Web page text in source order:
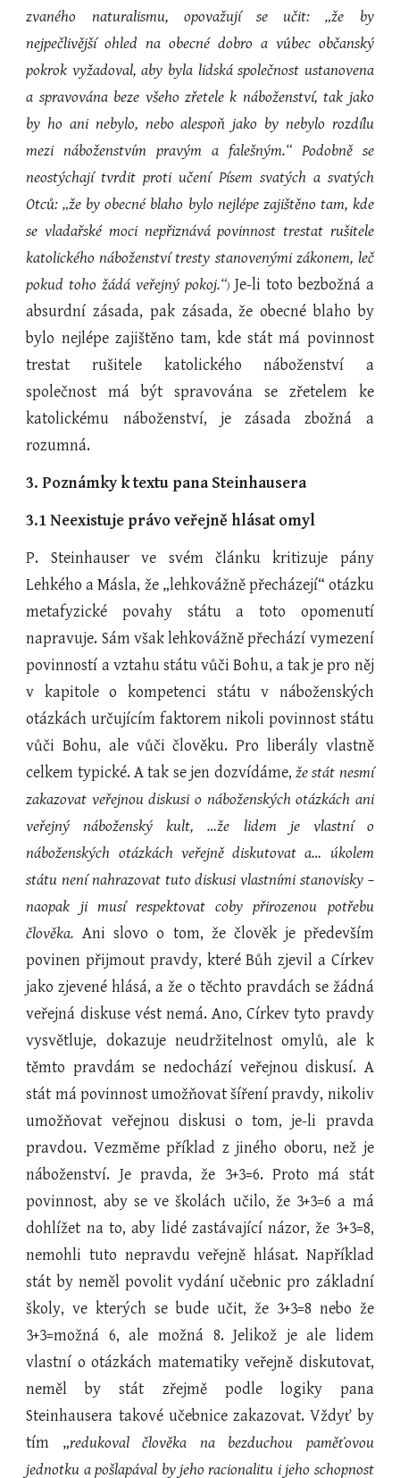
zvaného naturalismu, opovažují se učit: „že by
nejpečlivější ohled na obecné dobro a vůbec občanský
pokrok vyžadoval, aby byla lidská společnost ustanovena
a spravována beze všeho zřetele k náboženství, tak jako
by ho ani nebylo, nebo alespoň jako by nebylo rozdílu
mezi náboženstvím pravým a falešným.“ Podobně se
neostýchají tvrdit proti učení Písem svatých a svatých
Otců: „že by obecné blaho bylo nejlépe zajištěno tam, kde
se vladařské moci nepřiznává povinnost trestat rušitele
katolického náboženství tresty stanovenými zákonem, leč
pokud toho žádá veřejný pokoj.“) Je-li toto bezbožná a
absurdní zásada, pak zásada, že obecné blaho by
bylo nejlépe zajištěno tam, kde stát má povinnost
trestat rušitele katolického náboženství a
společnost má být spravována se zřetelem ke
katolickému náboženství, je zásada zbožná a
rozumná.
3. Poznámky k textu pana Steinhausera
3.1 Neexistuje právo veřejně hlásat omyl
P. Steinhauser ve svém článku kritizuje pány
Lehkého a Másla, že „lehkovážně přecházejí“ otázku
metafyzické povahy státu a toto opomenutí
napravuje. Sám však lehkovážně přechází vymezení
povinností a vztahu státu vůči Bohu, a tak je pro něj
v kapitole o kompetenci státu v náboženských
otázkách určujícím faktorem nikoli povinnost státu
vůči Bohu, ale vůči člověku. Pro liberály vlastně
celkem typické. A tak se jen dozvídáme, že stát nesmí
zakazovat veřejnou diskusi o náboženských otázkách ani
veřejný náboženský kult, …že lidem je vlastní o
náboženských otázkách veřejně diskutovat a… úkolem
státu není nahrazovat tuto diskusi vlastními stanovisky –
naopak ji musí respektovat coby přirozenou potřebu
člověka. Ani slovo o tom, že člověk je především
povinen přijmout pravdy, které Bůh zjevil a Církev
jako zjevené hlásá, a že o těchto pravdách se žádná
veřejná diskuse vést nemá. Ano, Církev tyto pravdy
vysvětluje, dokazuje neudržitelnost omylů, ale k
těmto pravdám se nedochází veřejnou diskusí. A
stát má povinnost umožňovat šíření pravdy, nikoliv
umožňovat veřejnou diskusi o tom, je-li pravda
pravdou. Vezměme příklad z jiného oboru, než je
náboženství. Je pravda, že 3+3=6. Proto má stát
povinnost, aby se ve školách učilo, že 3+3=6 a má
dohlížet na to, aby lidé zastávající názor, že 3+3=8,
nemohli tuto nepravdu veřejně hlásat. Například
stát by neměl povolit vydání učebnic pro základní
školy, ve kterých se bude učit, že 3+3=8 nebo že
3+3=možná 6, ale možná 8. Jelikož je ale lidem
vlastní o otázkách matematiky veřejně diskutovat,
neměl by stát zřejmě podle logiky pana
Steinhausera takové učebnice zakazovat. Vždyť by
tím „redukoval člověka na bezduchou paměťovou
jednotku a pošlapával by jeho racionalitu i jeho schopnost